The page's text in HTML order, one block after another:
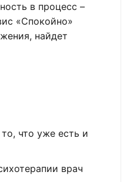
в процесс –
«Спокойно»
найдет
что уже есть и
врач